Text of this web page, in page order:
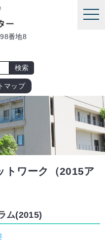
番地8
マップ
トワーク（2015ア
ム(2015)